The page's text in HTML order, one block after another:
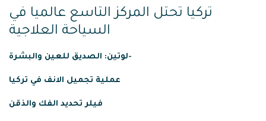
تركيا تحتل المركز التاسع عالميا في
السياحة العلاجية
لوتين: الصديق للعين والبشرة-
عملية تجميل الانف في تركيا
فيلر تحديد الفك والذقن